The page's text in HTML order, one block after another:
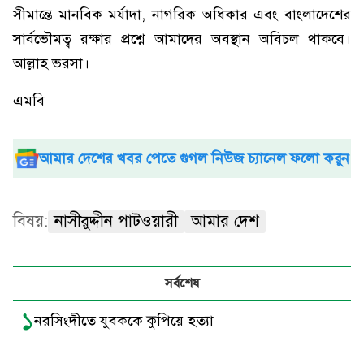
সীমান্তে মানবিক মর্যাদা, নাগরিক অধিকার এবং বাংলাদেশের
সার্বভৌমত্ব রক্ষার প্রশ্নে আমাদের অবস্থান অবিচল থাকবে।
আল্লাহ ভরসা।
এমবি
আমার দেশের খবর পেতে গুগল নিউজ চ্যানেল ফলো করুন
বিষয়: নাসীরুদ্দীন পাটওয়ারী আমার দেশ
সর্বশেষ
১নরসিংদীতে যুবককে কুপিয়ে হত্যা